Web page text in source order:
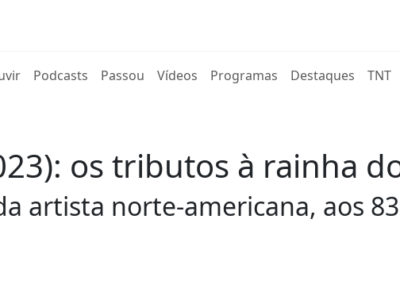
(current)
Podcasts Passou Vídeos Programas Destaques TNT
os tributos à rainha
artista norte-americana, aos